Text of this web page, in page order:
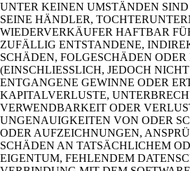
UNTER KEINEN UMSTÄNDEN
SEINE HÄNDLER,
WIEDERVERKÄUFER HAFTBAR
ZUFÄLLIG ENTSTANDENE,
SCHÄDEN, FOLGESCHÄDEN
(EINSCHLIESSLICH, JEDOCH
ENTGANGENE GEWINNE ODER
KAPITALVERLUSTE,
VERWENDBARKEIT ODER
UNGENAUIGKEITEN VON ODER
ODER AUFZEICHNUNGEN,
SCHÄDEN AN TATSÄCHLICHEM
EIGENTUM, FEHLENDEM